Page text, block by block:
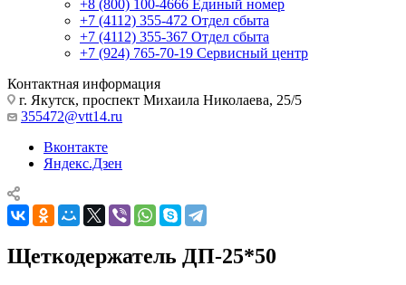
+8 (800) 100-4666 Единый номер
+7 (4112) 355-472 Отдел сбыта
+7 (4112) 355-367 Отдел сбыта
+7 (924) 765-70-19 Сервисный центр
Контактная информация
г. Якутск, проспект Михаила Николаева, 25/5
355472@vtt14.ru
Вконтакте
Яндекс.Дзен
Щеткодержатель ДП-25*50